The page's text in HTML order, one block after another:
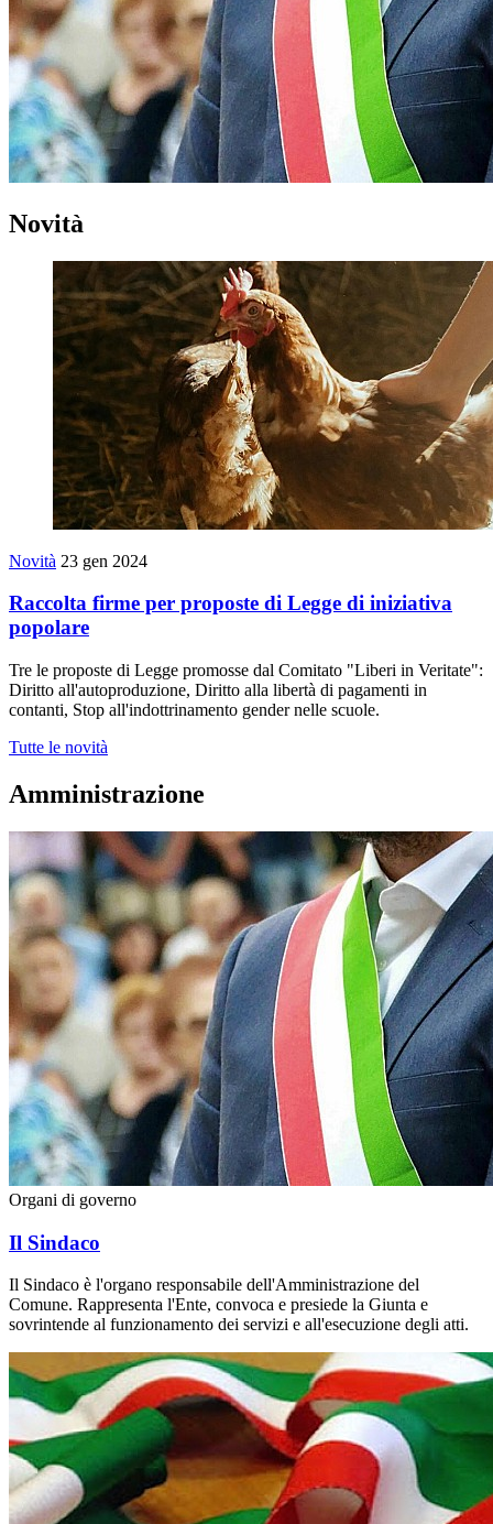
Novità
Novità 23 gen 2024
Raccolta firme per proposte di Legge di iniziativa
popolare
Tre le proposte di Legge promosse dal Comitato "Liberi in Veritate":
Diritto all'autoproduzione, Diritto alla libertà di pagamenti in
contanti, Stop all'indottrinamento gender nelle scuole.
Tutte le novità
Amministrazione
Organi di governo
Il Sindaco
Il Sindaco è l'organo responsabile dell'Amministrazione del
Comune. Rappresenta l'Ente, convoca e presiede la Giunta e
sovrintende al funzionamento dei servizi e all'esecuzione degli atti.